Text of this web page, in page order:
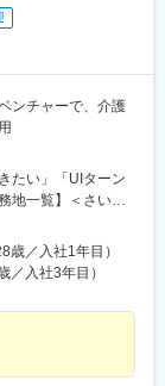
ンチャーで、介護
たい」「UIターン
地一覧】＜さいた
熊谷市、川口市、
松山市、春日部
、草加市、越谷
郷市、蓮田市、坂
奈町、三芳町、毛
／入社1年目）
入社3年目）